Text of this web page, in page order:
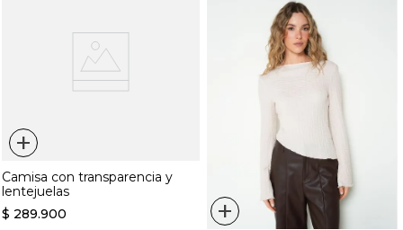
+
Camisa con transparencia y
lentejuelas
$ 289.900 +